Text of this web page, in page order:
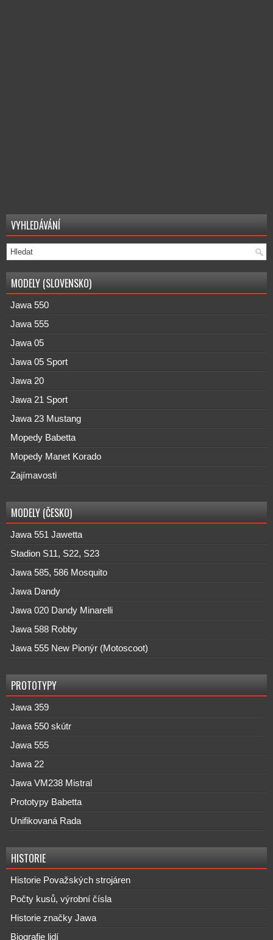
VYHLEDÁVÁNÍ
MODELY (SLOVENSKO)
Jawa 550
Jawa 555
Jawa 05
Jawa 05 Sport
Jawa 20
Jawa 21 Sport
Jawa 23 Mustang
Mopedy Babetta
Mopedy Manet Korado
Zajímavosti
MODELY (ČESKO)
Jawa 551 Jawetta
Stadion S11, S22, S23
Jawa 585, 586 Mosquito
Jawa Dandy
Jawa 020 Dandy Minarelli
Jawa 588 Robby
Jawa 555 New Pionýr (Motoscoot)
PROTOTYPY
Jawa 359
Jawa 550 skútr
Jawa 555
Jawa 22
Jawa VM238 Mistral
Prototypy Babetta
Unifikovaná Rada
HISTORIE
Historie Považských strojáren
Počty kusů, výrobní čísla
Historie značky Jawa
Biografie lidí